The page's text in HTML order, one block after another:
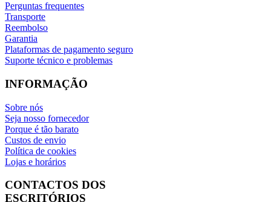
Perguntas frequentes
Transporte
Reembolso
Garantia
Plataformas de pagamento seguro
Suporte técnico e problemas
INFORMAÇÃO
Sobre nós
Seja nosso fornecedor
Porque é tão barato
Custos de envio
Política de cookies
Lojas e horários
CONTACTOS DOS
ESCRITÓRIOS